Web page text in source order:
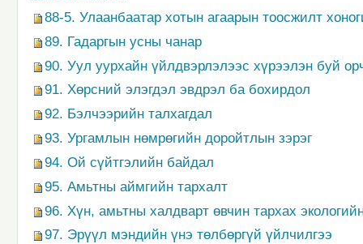
88-5. Улаанбаатар хотын агаарын тоосжилт
89. Гадаргын усны чанар
90. Уул уурхайн үйлдвэрлэлээс хүрээлэн буй
91. Хөрсний элэгдэл эвдрэл ба бохирдол
92. Бэлчээрийн талхагдал
93. Ургамлын нөмрөгийн доройтлын зэрэг
94. Ой сүйтгэлийн байдал
95. Амьтны аймгийн тархалт
96. Хүн, амьтны халдварт өвчин тархах
97. Эрүүл мэндийн үнэ төлбөргүй үйлчилгээ